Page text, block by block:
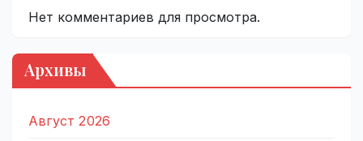
Нет комментариев для просмотра.
Архивы
Август 2026